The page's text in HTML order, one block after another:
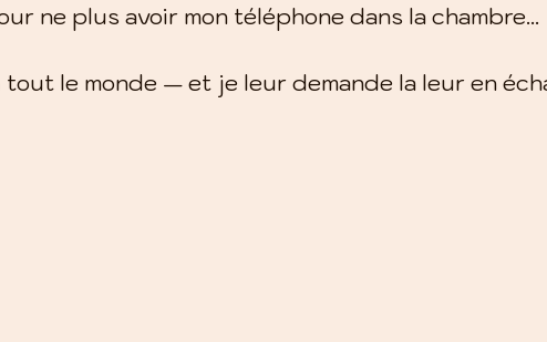
ne plus avoir mon téléphone dans la chambre…
le monde — et je leur demande la leur en